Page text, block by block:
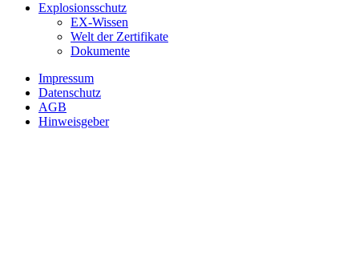
Explosionsschutz
EX-Wissen
Welt der Zertifikate
Dokumente
Impressum
Datenschutz
AGB
Hinweisgeber